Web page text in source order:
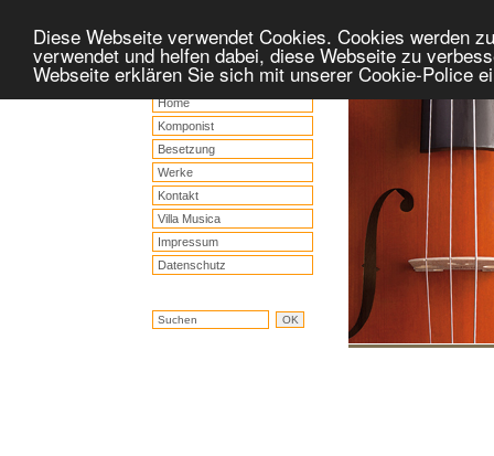
Diese Webseite verwendet Cookies. Cookies werden
verwendet und helfen dabei, diese Webseite zu
Webseite erklären Sie sich mit unserer Cookie-Police
Home
Komponist
Besetzung
Werke
Kontakt
Villa Musica
Impressum
Datenschutz